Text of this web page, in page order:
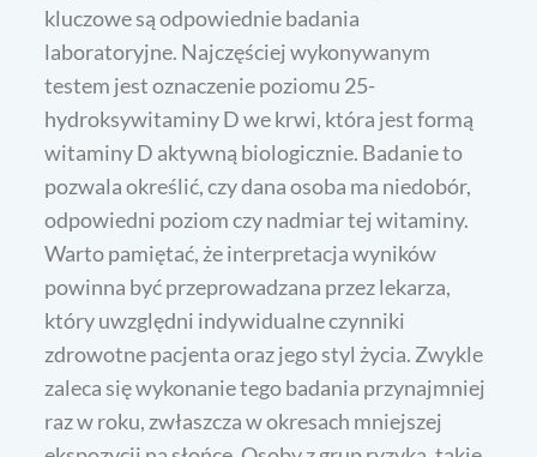
kluczowe są odpowiednie badania
laboratoryjne. Najczęściej wykonywanym
testem jest oznaczenie poziomu 25-
hydroksywitaminy D we krwi, która jest formą
witaminy D aktywną biologicznie. Badanie to
pozwala określić, czy dana osoba ma niedobór,
odpowiedni poziom czy nadmiar tej witaminy.
Warto pamiętać, że interpretacja wyników
powinna być przeprowadzana przez lekarza,
który uwzględni indywidualne czynniki
zdrowotne pacjenta oraz jego styl życia. Zwykle
zaleca się wykonanie tego badania przynajmniej
raz w roku, zwłaszcza w okresach mniejszej